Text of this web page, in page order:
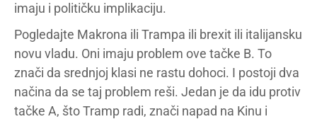
imaju i političku implikaciju.
Pogledajte Makrona ili Trampa ili brexit ili italijansku
novu vladu. Oni imaju problem ove tačke B. To
znači da srednjoj klasi ne rastu dohoci. I postoji dva
načina da se taj problem reši. Jedan je da idu protiv
tačke A, što Tramp radi, znači napad na Kinu i